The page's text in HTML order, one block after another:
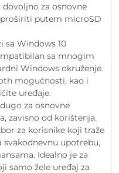
za osnovne
putem microSD
sa Windows 10
sa mnogim
Windows okruženje.
mogućnosti, kao i
uređaje.
za osnovne
zavisno od korištenja.
za korisnike koji traže
svakodnevnu upotrebu,
Idealno je za
samo žele uređaj za